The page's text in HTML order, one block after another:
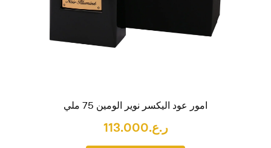
امور عود اليكسر نوير الومين 75 ملي
ر.ع.113.000